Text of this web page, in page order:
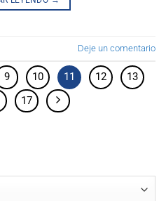
Deje un comentario
9 10 11 12
13
17